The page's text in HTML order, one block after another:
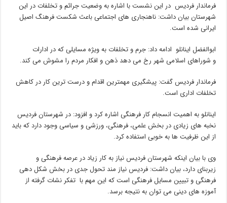
فرماندار فردیس در این نشست با اشاره به وضعیت جرائم و تخلفات در این
شهرستان بیان داشت: ناهنجاری های اجتماعی باعث شکست فرهنگ اصیل
ایرانی شده است.
ابوالفضل اینانلو ادامه داد: جرم و تخلفات به ویژه مسایلی که در ادارات
و شوراهای اسلامی شهر رخ می دهد ذهن و افکار مردم را مشوش می کند.
فرماندار فردیس گفت: پیشگیری مهمترین اقدام و درست ترین کار در کاهش
تخلفات اداری است.
اینانلو به اهمیت انسجام کار فرهنگی اشاره کرد و افزود: در شهرستان فردیس
نخبه های زیادی در بخش علمی، فرهنگی، ورزشی و سیاسی وجود دارد که باید
از این ظرفیت ها به خوبی استفاده کرد.
وی با بیان اینکه شهرستان فردیس نیاز به کار زیاد در عرصه فرهنگی و
زیربنای دارد، بیان داشت: فردیس نیاز مند تحول جدی در بخش شکل دهی
فرهنگی و تبیین مسایل فرهنگی است که این مهم با تفکر نشات گرفته از
آموزه های دینی می توان به نتیجه برسد.